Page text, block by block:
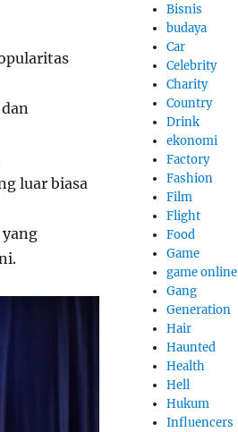
luar biasa
yang
Bisnis
budaya
Car
Celebrity
Charity
Country
Drink
ekonomi
Factory
Fashion
Film
Flight
Food
Game
game online
Gang
Generation
Hair
Haunted
Health
Hell
Hukum
Influencers